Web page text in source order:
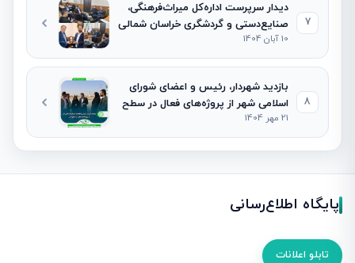
7
دیدار سرپرست اداره‌کل میراث‌فرهنگی،
صنایع‌دستی و گردشگری خراسان شمالی
با شهردار و رئیس شورای اسلامی شهر
جاجرم
10 آبان 1404
8
بازدید شهردار، رئیس و اعضای شورای
اسلامی شهر از پروژه‌های فعال در سطح
شهر
21 مهر 1404
پایگاه اطلاع‌رسانی
تابلو اعلانات